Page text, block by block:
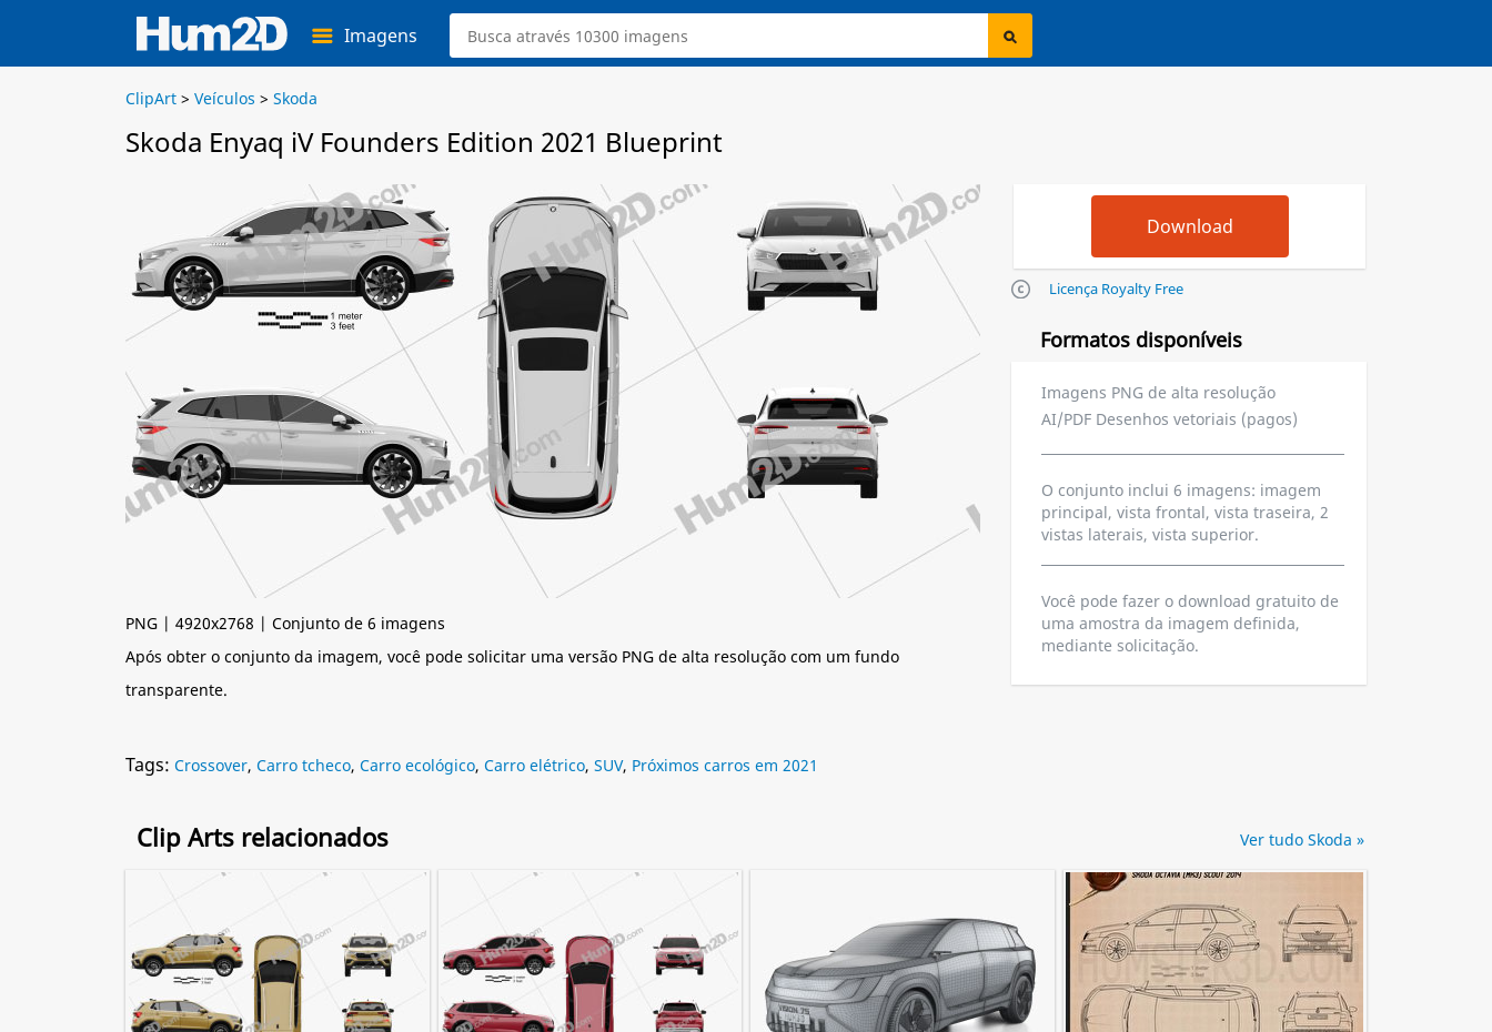
Imagens
ClipArt > Veículos > Skoda
Skoda Enyaq iV Founders Edition 2021 Blueprint
PNG | 4920x2768 | Conjunto de 6 imagens
Após obter o conjunto da imagem, você pode solicitar uma versão PNG de alta resolução com um fundo
transparente.
Licença Royalty Free
Formatos disponíveis
Imagens PNG de alta resolução
AI/PDF Desenhos vetoriais (pagos)
O conjunto inclui 6 imagens: imagem
principal, vista frontal, vista traseira, 2
vistas laterais, vista superior.
Você pode fazer o download gratuito de
uma amostra da imagem definida,
mediante solicitação.
Tags: Crossover, Carro tcheco, Carro ecológico, Carro elétrico, SUV, Próximos carros em 2021
Clip Arts relacionados Ver tudo Skoda »